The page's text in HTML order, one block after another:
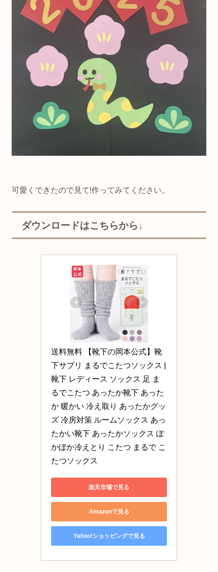
可愛くできたので見て!作ってみてください。
ダウンロードはこちらから↓
送料無料 【靴下の岡本公式】靴
下サプリ まるでこたつソックス |
靴下 レディース ソックス 足 ま
るでこたつ あったか靴下 あった
か 暖かい 冷え取り あったかグッ
ズ 冷房対策 ルームソックス あっ
たかい靴下 あったかソックス ぽ
かぽか冷えとり こたつ まるで こ
たつソックス
楽天市場で見る
Amazonで見る
Yahoo!ショッピングで見る